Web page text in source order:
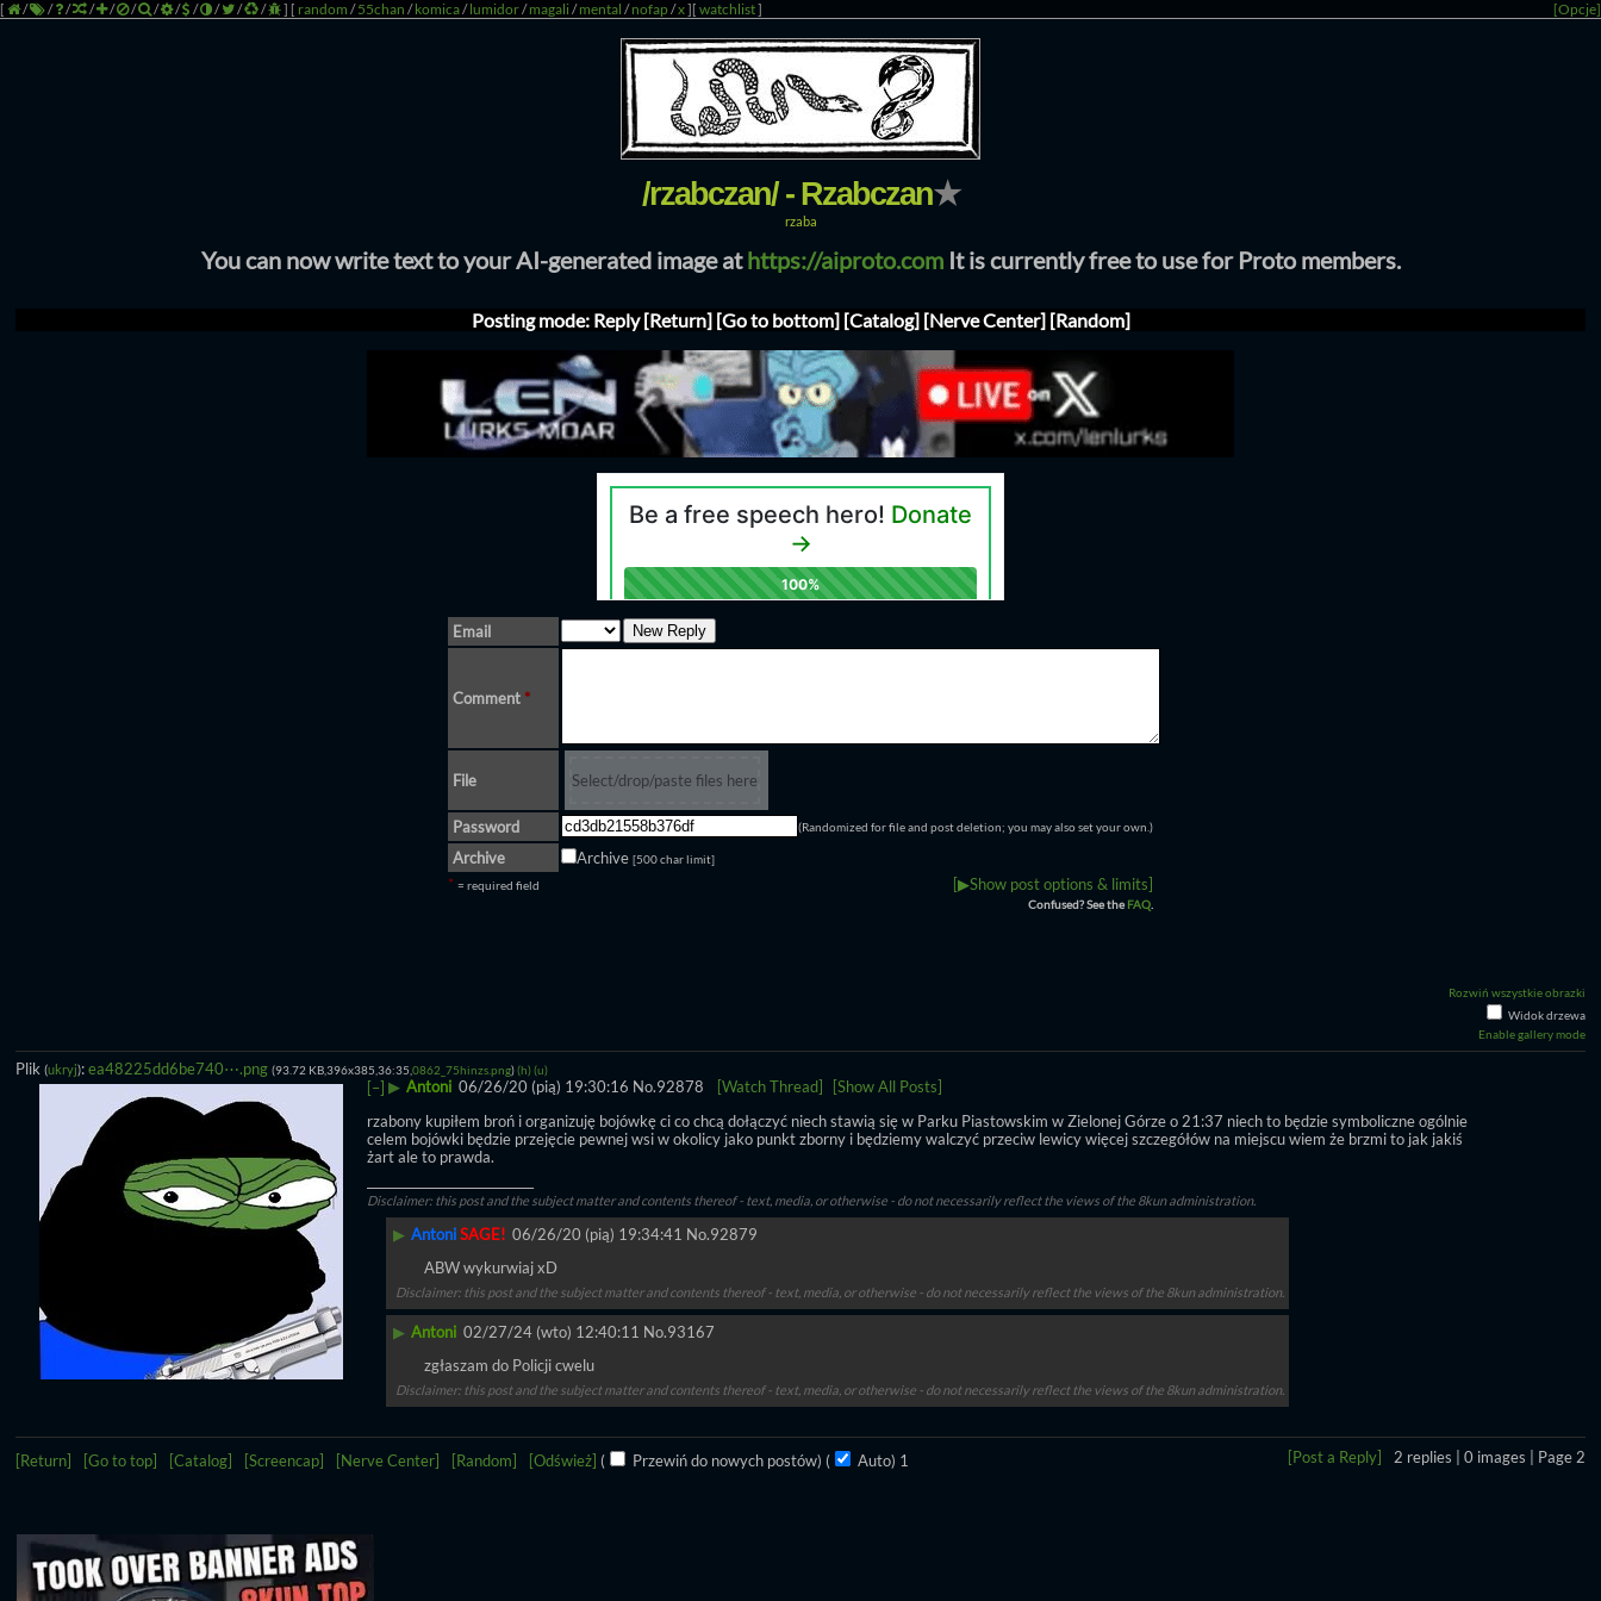
[ / / / / / / / / / / / / ] [ random /55chan /komica/lumidor/magali /mental /nofap /x] [Opcje]
[ watchlist]
/rzabczan/ - Rzabczan★
rzaba
You can now write text to your AI-generated image athttps://aiproto.comIt is currently free to use for Proto members.
Posting mode: Reply[Return] [Go to bottom] [Catalog] [Nerve Center] [Random]
Email
Comment *
File Select/drop/paste files here
Password (Randomized for file and post deletion; you may also set your own.)
Archive Archive [500 char limit]
* = required field [▶Show post options & limits]
Confused? See theFAQ
Rozwiń wszystkie obrazki
Widok drzewa
Enable gallery mode
Plik (ukryj):ea48225dd6be740⋯.png (93.72 KB,396x385,36:35,0862_75hinzs.png)(h)(u)
[–] ▶ Antoni 06/26/20 (pią) 19:30:16 No.92878 [Watch Thread]
[Show All Posts]
rzabony kupiłem broń i organizuję bojówkę ci co chcą dołączyć niech stawią się w Parku Piastowskim w Zielonej Górze o 21:37 niech to będzie symboliczne ogólnie
celem bojówki będzie przejęcie pewnej wsi w okolicy jako punkt zborny i będziemy walczyć przeciw lewicy więcej szczegółów na miejscu wiem że brzmi to jak jakiś
żart ale to prawda.
Disclaimer: this post and the subject matter and contents thereof - text, media, or otherwise - do not necessarily reflect the views of the 8kun administration.
▶ AntoniSAGE! 06/26/20 (pią) 19:34:41 No.92879
ABW wykurwiaj xD
Disclaimer: this post and the subject matter and contents thereof - text, media, or otherwise - do not necessarily reflect the views of the 8kun administration.
▶ Antoni 02/27/24 (wto) 12:40:11 No.93167
zgłaszam do Policji cwelu
Disclaimer: this post and the subject matter and contents thereof - text, media, or otherwise - do not necessarily reflect the views of the 8kun administration.
[Return] [Go to top] [Catalog] [Screencap] [Nerve Center] [Random] [Odśwież] ( Przewiń do nowych postów) ( Auto) Aktualizowanie... 2 replies | 0 images | Page2
[Post a Reply]